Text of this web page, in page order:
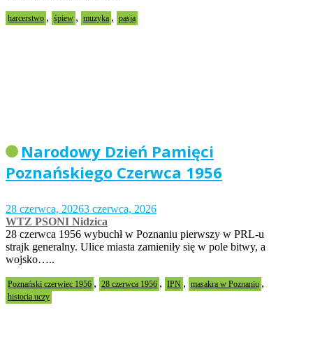
harcerstwo , śpiew , muzyka , pasja
Narodowy Dzień Pamięci
Poznańskiego Czerwca 1956
28 czerwca, 20263 czerwca, 2026
WTZ PSONI Nidzica
28 czerwca 1956 wybuchł w Poznaniu pierwszy w PRL-u
strajk generalny. Ulice miasta zamieniły się w pole bitwy, a
wojsko…..
Poznański czerwiec 1956 , 28 czerwca 1956 , IPN , masakra w Poznaniu ,
historia uczy